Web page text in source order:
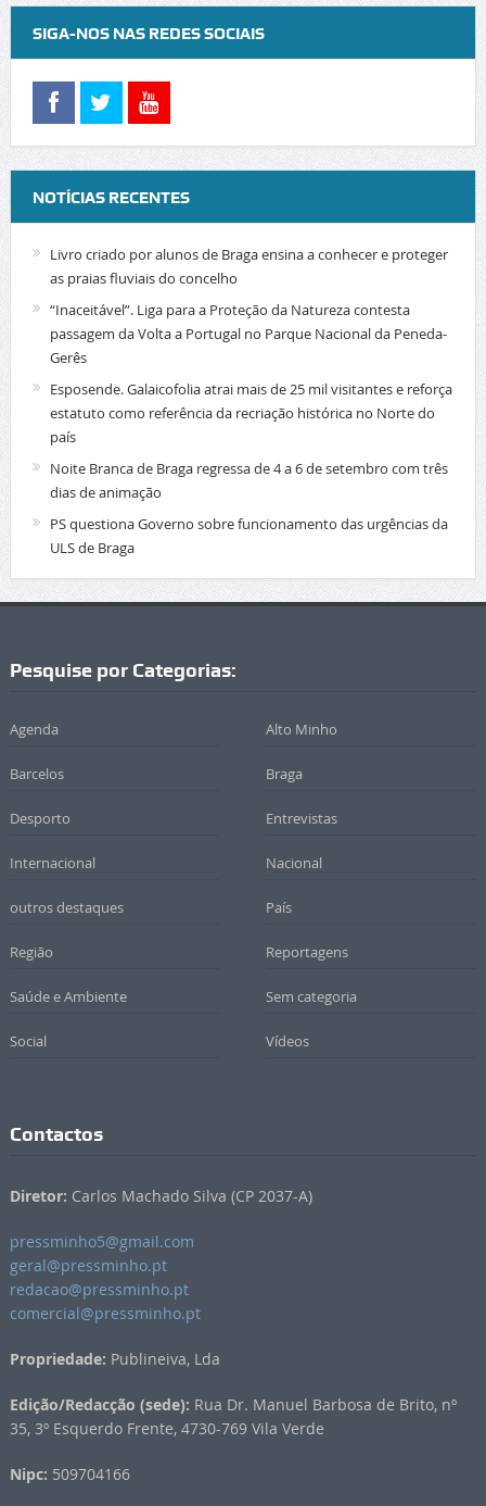
SIGA-NOS NAS REDES SOCIAIS
NOTÍCIAS RECENTES
Livro criado por alunos de Braga ensina a conhecer e proteger
as praias fluviais do concelho
“Inaceitável”. Liga para a Proteção da Natureza contesta
passagem da Volta a Portugal no Parque Nacional da Peneda-
Gerês
Esposende. Galaicofolia atrai mais de 25 mil visitantes e reforça
estatuto como referência da recriação histórica no Norte do
país
Noite Branca de Braga regressa de 4 a 6 de setembro com três
dias de animação
PS questiona Governo sobre funcionamento das urgências da
ULS de Braga
Pesquise por Categorias:
Agenda Alto Minho
Barcelos Braga
Desporto Entrevistas
Internacional Nacional
outros destaques País
Região Reportagens
Saúde e Ambiente Sem categoria
Social Vídeos
Contactos
Diretor: Carlos Machado Silva (CP 2037-A)
pressminho5@gmail.com
geral@pressminho.pt
redacao@pressminho.pt
comercial@pressminho.pt
Propriedade: Publineiva, Lda
Edição/Redacção (sede): Rua Dr. Manuel Barbosa de Brito, nº
35, 3º Esquerdo Frente, 4730-769 Vila Verde
Nipc: 509704166